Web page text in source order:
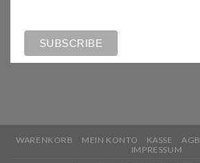
WARENKORB MEIN KONTO KASSE AGB
IMPRESSUM